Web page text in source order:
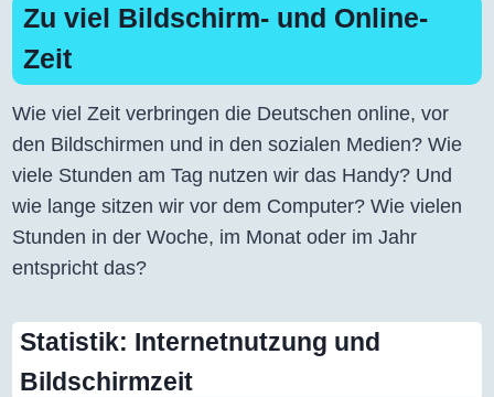
Zu viel Bildschirm- und Online-
Zeit
Wie viel Zeit verbringen die Deutschen online, vor
den Bildschirmen und in den sozialen Medien? Wie
viele Stunden am Tag nutzen wir das Handy? Und
wie lange sitzen wir vor dem Computer? Wie vielen
Stunden in der Woche, im Monat oder im Jahr
entspricht das?
Statistik: Internetnutzung und
Bildschirmzeit